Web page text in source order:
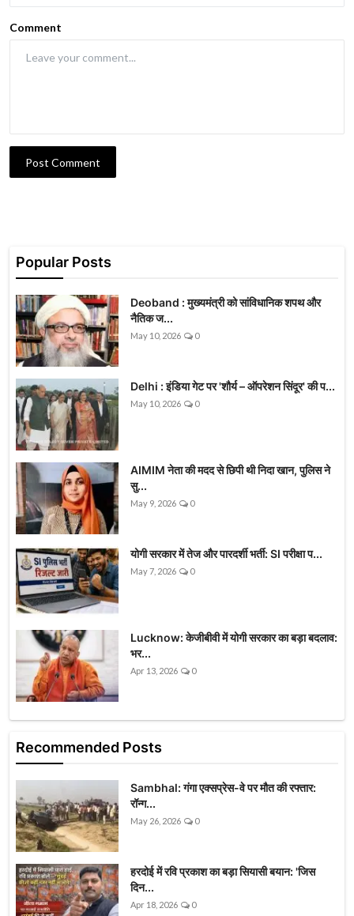
Comment
Post Comment
Popular Posts
Deoband : मुख्यमंत्री को सांविधानिक शपथ और
नैतिक ज...
May 10, 2026 0
Delhi : इंडिया गेट पर 'शौर्य – ऑपरेशन सिंदूर' की प...
May 10, 2026 0
AIMIM नेता की मदद से छिपी थी निदा खान, पुलिस ने
सु...
May 9, 2026 0
योगी सरकार में तेज और पारदर्शी भर्ती: SI परीक्षा प...
May 7, 2026 0
Lucknow: केजीबीवी में योगी सरकार का बड़ा बदलाव:
भर...
Apr 13, 2026 0
Recommended Posts
Sambhal: गंगा एक्सप्रेस-वे पर मौत की रफ्तार:
रॉन्ग...
May 26, 2026 0
हरदोई में रवि प्रकाश का बड़ा सियासी बयान: 'जिस
दिन...
Apr 18, 2026 0